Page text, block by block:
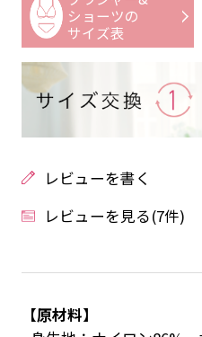
ショーツの
サイズ表
レビューを書く
レビューを見る(7件)
【原材料】